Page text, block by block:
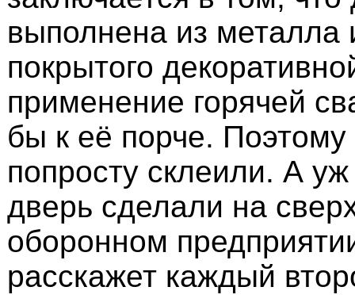
выполнена из металла
покрытого
применение горячей
бы к её порче. Поэтому
попросту склеили. А
дверь сделали на
оборонном
расскажет каждый